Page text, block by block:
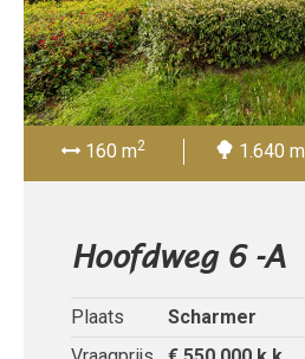
160 m2 1.640 m
Hoofdweg 6 -A
Plaats
Scharmer